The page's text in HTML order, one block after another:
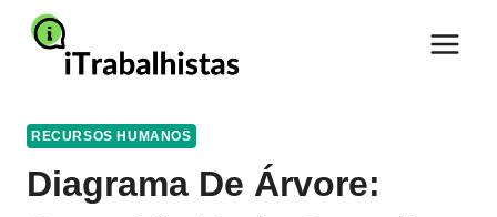
Pular
para
RECURSOS HUMANOS
Diagrama De Árvore: